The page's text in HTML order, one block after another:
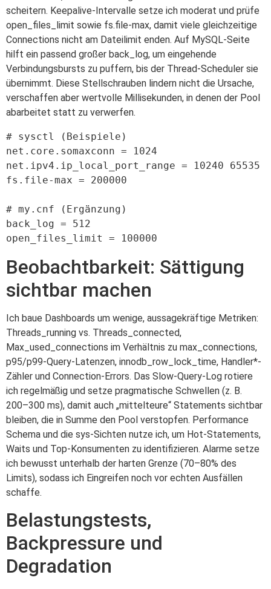
scheitern. Keepalive-Intervalle setze ich moderat und prüfe
open_files_limit sowie fs.file-max, damit viele gleichzeitige
Connections nicht am Dateilimit enden. Auf MySQL-Seite
hilft ein passend großer back_log, um eingehende
Verbindungsbursts zu puffern, bis der Thread-Scheduler sie
übernimmt. Diese Stellschrauben lindern nicht die Ursache,
verschaffen aber wertvolle Millisekunden, in denen der Pool
abarbeitet statt zu verwerfen.
# sysctl (Beispiele)
net.core.somaxconn = 1024
net.ipv4.ip_local_port_range = 10240 65535
fs.file-max = 200000
# my.cnf (Ergänzung)
back_log = 512
Beobachtbarkeit: Sättigung
sichtbar machen
Ich baue Dashboards um wenige, aussagekräftige Metriken:
Threads_running vs. Threads_connected,
Max_used_connections im Verhältnis zu max_connections,
p95/p99-Query-Latenzen, innodb_row_lock_time, Handler*-
Zähler und Connection-Errors. Das Slow-Query-Log rotiere
ich regelmäßig und setze pragmatische Schwellen (z. B.
200–300 ms), damit auch „mittelteure“ Statements sichtbar
bleiben, die in Summe den Pool verstopfen. Performance
Schema und die sys-Sichten nutze ich, um Hot-Statements,
Waits und Top-Konsumenten zu identifizieren. Alarme setze
ich bewusst unterhalb der harten Grenze (70–80% des
Limits), sodass ich Eingreifen noch vor echten Ausfällen
schaffe.
Belastungstests,
Backpressure und
Degradation